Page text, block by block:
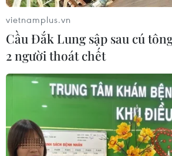
vietnamplus.vn
Cầu Đắk Lung sập sau cú
2 người thoát chết